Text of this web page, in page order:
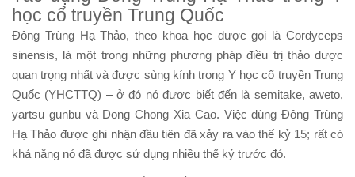
học cổ truyền Trung Quốc
Đông Trùng Hạ Thảo, theo khoa học được gọi là Cordyceps
sinensis, là một trong những phương pháp điều trị thảo dược
quan trọng nhất và được sùng kính trong Y học cổ truyền Trung
Quốc (YHCTTQ) – ở đó nó được biết đến là semitake, aweto,
yartsu gunbu và Dong Chong Xia Cao. Việc dùng Đông Trùng
Hạ Thảo được ghi nhận đầu tiên đã xảy ra vào thế kỷ 15; rất có
khả năng nó đã được sử dụng nhiều thế kỷ trước đó.